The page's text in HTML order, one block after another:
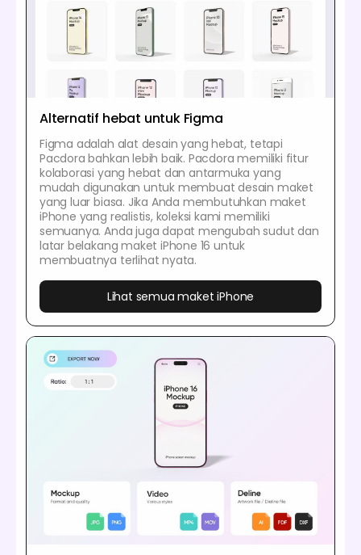
Alternatif hebat untuk Figma
Figma adalah alat desain yang hebat, tetapi
Pacdora bahkan lebih baik. Pacdora memiliki fitur
kolaborasi yang hebat dan antarmuka yang
mudah digunakan untuk membuat desain maket
yang luar biasa. Jika Anda membutuhkan maket
iPhone yang realistis, koleksi kami memiliki
semuanya. Anda juga dapat mengubah sudut dan
latar belakang maket iPhone 16 untuk
membuatnya terlihat nyata.
Lihat semua maket iPhone